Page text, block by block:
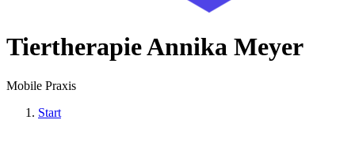
Tiertherapie Annika Meyer
Mobile Praxis
Start